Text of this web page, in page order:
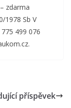
zdarma
1978 Sb V
499 076
příspěvek